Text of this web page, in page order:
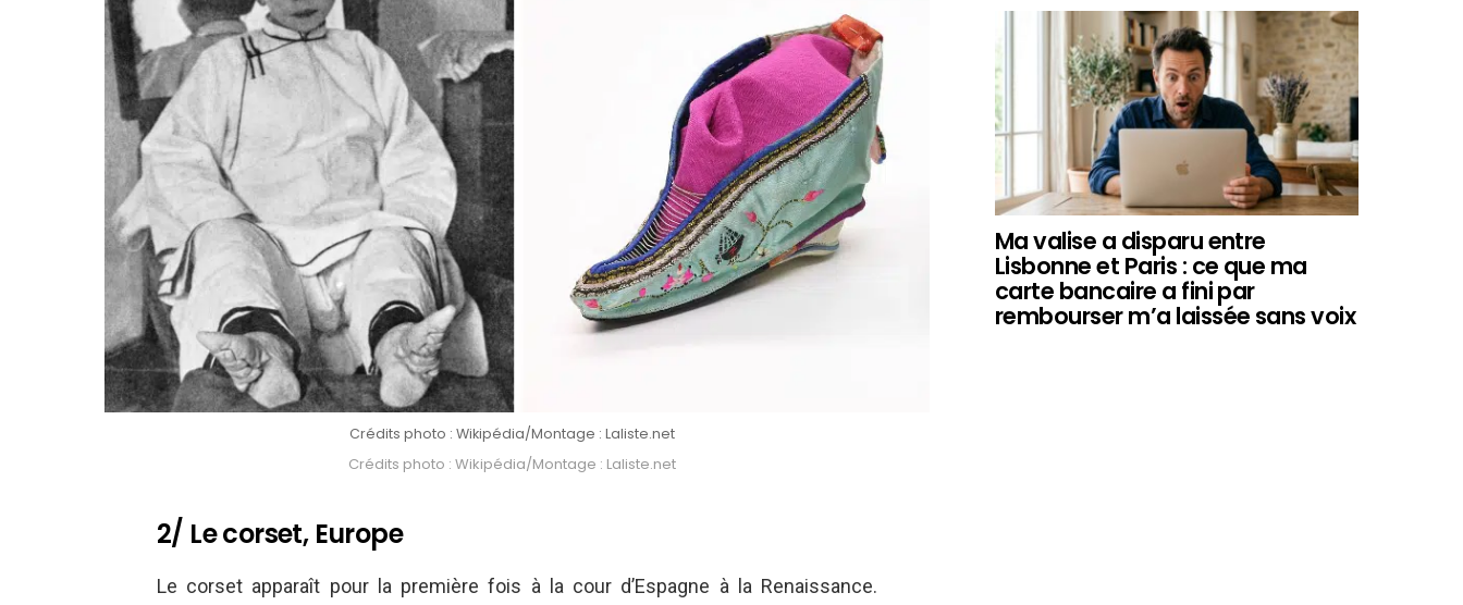
Crédits photo : Wikipédia/Montage : Laliste.net
Crédits photo : Wikipédia/Montage : Laliste.net
2/ Le corset, Europe
Le corset apparaît pour la première fois à la cour d’Espagne à la Renaissance.
Ma valise a disparu entre
Lisbonne et Paris : ce que ma
carte bancaire a fini par
rembourser m’a laissée sans voix